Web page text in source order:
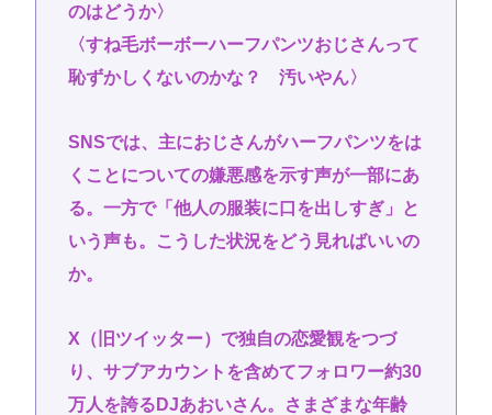
のはどうか〉
〈すね毛ボーボーハーフパンツおじさんって
恥ずかしくないのかな？ 汚いやん〉
SNSでは、主におじさんがハーフパンツをは
くことについての嫌悪感を示す声が一部にあ
る。一方で「他人の服装に口を出しすぎ」と
いう声も。こうした状況をどう見ればいいの
か。
X（旧ツイッター）で独自の恋愛観をつづ
り、サブアカウントを含めてフォロワー約30
万人を誇るDJあおいさん。さまざまな年齢